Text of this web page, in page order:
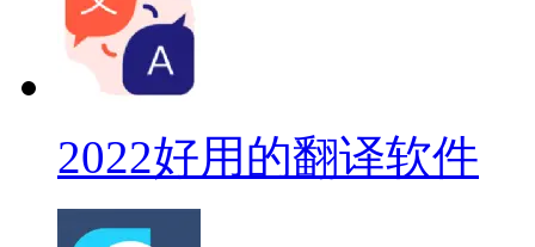
2022好用的翻译软件